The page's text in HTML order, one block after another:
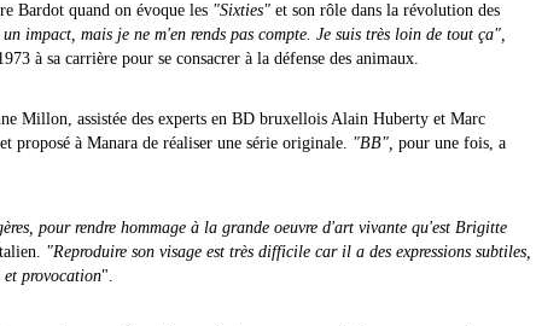
Bardot quand on évoque les "Sixties" et son rôle dans la révolution des
impact, mais je ne m'en rends pas compte. Je suis très loin de tout ça",
à sa carrière pour se consacrer à la défense des animaux.
Millon, assistée des experts en BD bruxellois Alain Huberty et Marc
proposé à Manara de réaliser une série originale. "BB", pour une fois, a
pour rendre hommage à la grande oeuvre d'art vivante qu'est Brigitte
"Reproduire son visage est très difficile car il a des expressions subtiles,
et provocation".